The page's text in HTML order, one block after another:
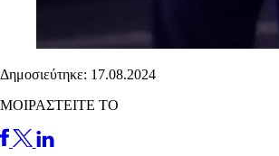
Δημοσιεύτηκε: 17.08.2024
ΜΟΙΡΑΣΤΕΙΤΕ ΤΟ